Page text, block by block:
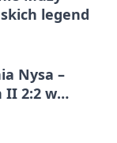
legend
Nysa –
II 2:2 w